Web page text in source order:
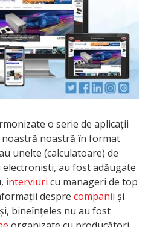
o serie de aplicații
noastră în format
unelte (calculatoare) de
au fost adăugate
interviuri cu manageri de top
despre companii și
bineînțeles nu au fost